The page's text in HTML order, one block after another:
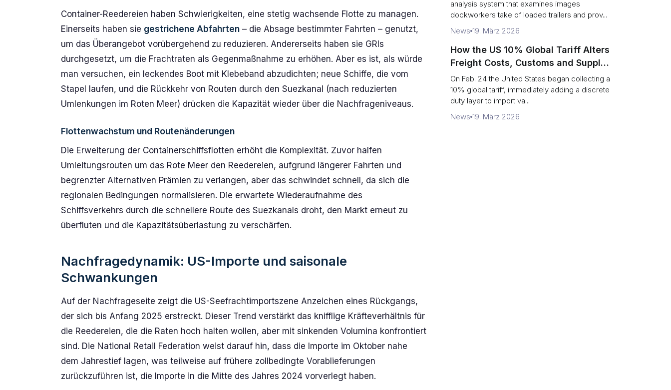
Container-Reedereien haben Schwierigkeiten, eine stetig wachsende Flotte zu managen.
Einerseits haben sie gestrichene Abfahrten – die Absage bestimmter Fahrten – genutzt,
um das Überangebot vorübergehend zu reduzieren. Andererseits haben sie GRIs
durchgesetzt, um die Frachtraten als Gegenmaßnahme zu erhöhen. Aber es ist, als würde
man versuchen, ein leckendes Boot mit Klebeband abzudichten; neue Schiffe, die vom
Stapel laufen, und die Rückkehr von Routen durch den Suezkanal (nach reduzierten
Umlenkungen im Roten Meer) drücken die Kapazität wieder über die Nachfrageniveaus.
Flottenwachstum und Routenänderungen
Die Erweiterung der Containerschiffsflotten erhöht die Komplexität. Zuvor halfen
Umleitungsrouten um das Rote Meer den Reedereien, aufgrund längerer Fahrten und
begrenzter Alternativen Prämien zu verlangen, aber das schwindet schnell, da sich die
regionalen Bedingungen normalisieren. Die erwartete Wiederaufnahme des
Schiffsverkehrs durch die schnellere Route des Suezkanals droht, den Markt erneut zu
überfluten und die Kapazitätsüberlastung zu verschärfen.
Nachfragedynamik: US-Importe und saisonale
Schwankungen
Auf der Nachfrageseite zeigt die US-Seefrachtimportszene Anzeichen eines Rückgangs,
der sich bis Anfang 2025 erstreckt. Dieser Trend verstärkt das knifflige Kräfteverhältnis für
die Reedereien, die die Raten hoch halten wollen, aber mit sinkenden Volumina konfrontiert
sind. Die National Retail Federation weist darauf hin, dass die Importe im Oktober nahe
dem Jahrestief lagen, was teilweise auf frühere zollbedingte Vorablieferungen
zurückzuführen ist, die Importe in die Mitte des Jahres 2024 vorverlegt haben.
analysis system that examines images
dockworkers take of loaded trailers and prov...
News 19. März 2026
How the US 10% Global Tariff Alters
Freight Costs, Customs and Supply
Chains
On Feb. 24 the United States began collecting a
10% global tariff, immediately adding a discrete
duty layer to import va...
News 19. März 2026